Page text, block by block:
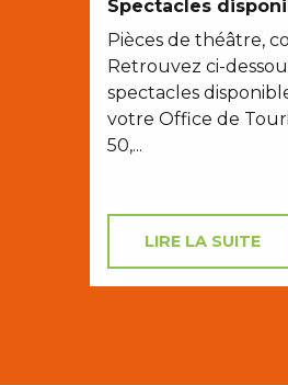
Spectacles
Pièces de théâtre,
Retrouvez ci-
spectacles
votre Office de
50,...
LIRE LA SUITE